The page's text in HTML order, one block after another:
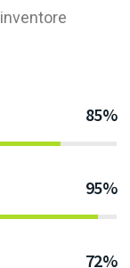
85%
95%
72%